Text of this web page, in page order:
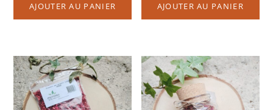
AJOUTER AU PANIER AJOUTER AU PANIER